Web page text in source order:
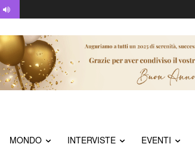
MONDO INTERVISTE EVENTI